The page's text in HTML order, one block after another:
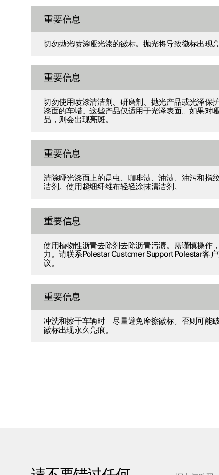
重要信息
切勿抛光喷涂哑光漆的徽标。抛光将导致徽标出现
重要信息
切勿使用喷漆清洁剂、研磨剂、抛光产品或光泽保
漆面的车蜡。这些产品仅适用于光泽表面。如果对
品，则会出现亮斑。
重要信息
清除哑光漆面上的昆虫、咖啡渍、油渍、油污和指
洁剂。使用超细纤维布轻轻涂抹清洁剂。
重要信息
使用植物性沥青去除剂去除沥青污渍。需谨慎操作
力。请联系Polestar Customer Support Polestar客
议。
重要信息
冲洗和擦干车辆时，尽量避免摩擦徽标。否则可能
徽标出现永久亮痕。